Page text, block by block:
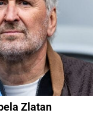
Zlatan